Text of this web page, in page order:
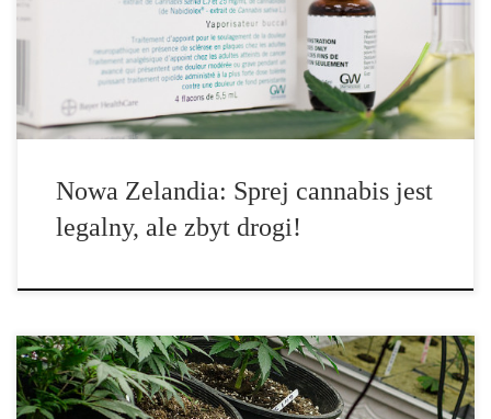
marihuana jest nielegalna w Nowej Zelandii, farmaceutyczny
wyciąg z konopi […]
Nowa Zelandia: Sprej cannabis jest
legalny, ale zbyt drogi!